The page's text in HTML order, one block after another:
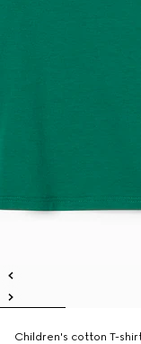
Children's cotton T-